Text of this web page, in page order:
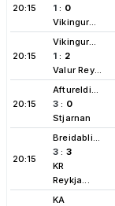
20:15
1 : 0
Vikingur...
20:15
Vikingur...
1 : 2
Valur Rey...
20:15
Aftureldi...
3 : 0
Stjarnan
20:15
Breidabli...
3 : 3
KR
Reykja...
KA